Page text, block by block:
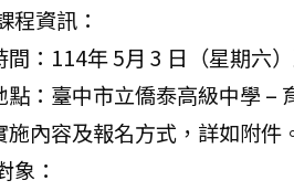
程資訊：
間：114年 5月 3 日（星期六
點：臺中市立僑泰高級中學 –
施內容及報名方式，詳如附件
象：